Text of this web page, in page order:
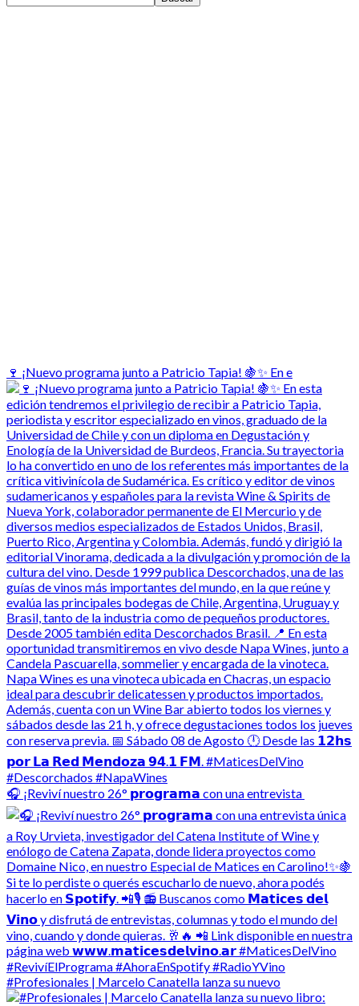
🍷 ¡Nuevo programa junto a Patricio Tapia! 🍇✨ En e
🎧 ¡Reviví nuestro 26° 𝗽𝗿𝗼𝗴𝗿𝗮𝗺𝗮 con una entrevista
#Profesionales | Marcelo Canatella lanza su nuevo